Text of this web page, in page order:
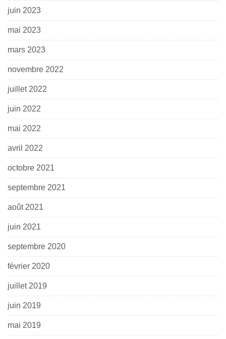
juin 2023
mai 2023
mars 2023
novembre 2022
juillet 2022
juin 2022
mai 2022
avril 2022
octobre 2021
septembre 2021
août 2021
juin 2021
septembre 2020
février 2020
juillet 2019
juin 2019
mai 2019